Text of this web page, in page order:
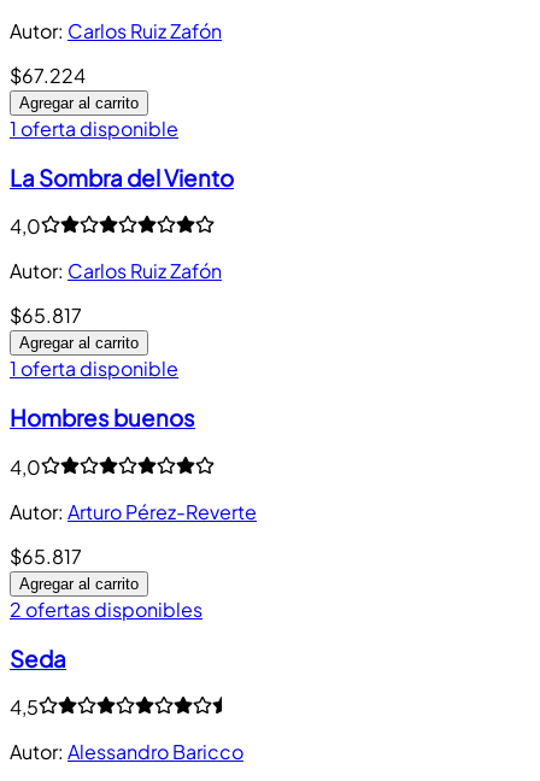
Autor: Carlos Ruiz Zafón
$67.224
Agregar al carrito
1 oferta disponible
La Sombra del Viento
4,0
Autor: Carlos Ruiz Zafón
$65.817
Agregar al carrito
1 oferta disponible
Hombres buenos
4,0
Autor: Arturo Pérez-Reverte
$65.817
Agregar al carrito
2 ofertas disponibles
Seda
4,5
Autor: Alessandro Baricco